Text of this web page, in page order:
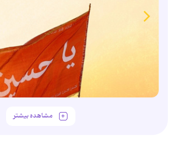
مشاهده بیشتر